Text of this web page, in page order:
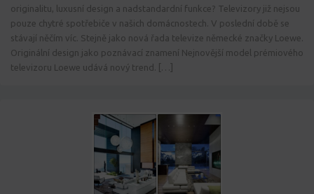
originalitu, luxusní design a nadstandardní funkce? Televizory již nejsou
pouze chytré spotřebiče v našich domácnostech. V poslední době se
stávají něčím víc. Stejně jako nová řada televize německé značky Loewe.
Originální design jako poznávací znamení Nejnovější model prémiového
televizoru Loewe udává nový trend. […]